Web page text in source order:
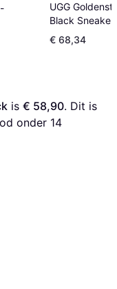
UGG
Black
Black
€ 68,34
is € 58,90. Dit is
onder 14